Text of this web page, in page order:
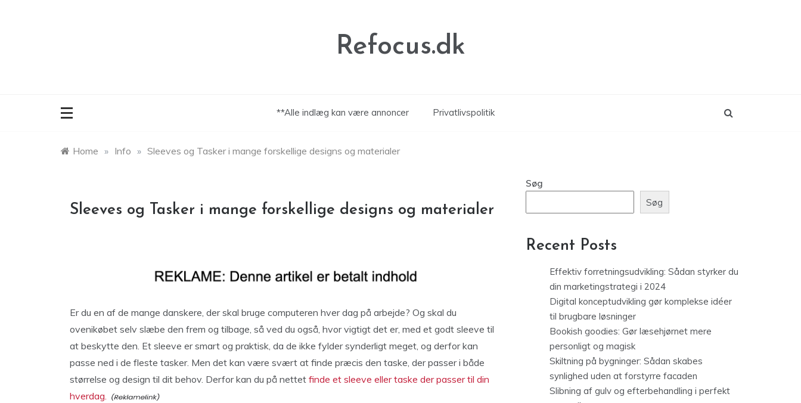
Refocus.dk
**Alle indlæg kan være annoncer Privatlivspolitik
Home » Info » Sleeves og Tasker i mange forskellige designs og materialer
Sleeves og Tasker i mange forskellige designs og materialer
Er du en af de mange danskere, der skal bruge computeren hver dag på arbejde? Og skal du
ovenikøbet selv slæbe den frem og tilbage, så ved du også, hvor vigtigt det er, med et godt sleeve til
at beskytte den. Et sleeve er smart og praktisk, da de ikke fylder synderligt meget, og derfor kan
passe ned i de fleste tasker. Men det kan være svært at finde præcis den taske, der passer i både
størrelse og design til dit behov. Derfor kan du på nettet finde et sleeve eller taske der passer til din
hverdag.
Søg
Søg
Recent Posts
Effektiv forretningsudvikling: Sådan styrker du
din marketingstrategi i 2024
Digital konceptudvikling gør komplekse idéer
til brugbare løsninger
Bookish goodies: Gør læsehjørnet mere
personligt og magisk
Skiltning på bygninger: Sådan skabes
synlighed uden at forstyrre facaden
Slibning af gulv og efterbehandling i perfekt